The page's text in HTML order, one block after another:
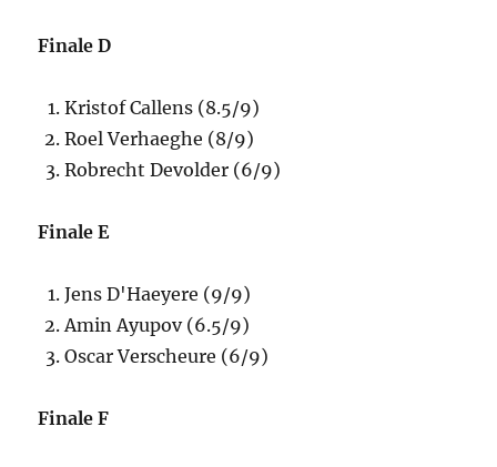
Finale D
Kristof Callens (8.5/9)
Roel Verhaeghe (8/9)
Robrecht Devolder (6/9)
Finale E
Jens D'Haeyere (9/9)
Amin Ayupov (6.5/9)
Oscar Verscheure (6/9)
Finale F